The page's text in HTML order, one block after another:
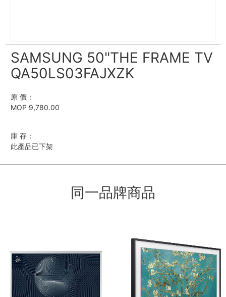
SAMSUNG 50"THE FRAME TV
QA50LS03FAJXZK
原 價：
MOP 9,780.00
庫 存：
此產品已下架
同一品牌商品